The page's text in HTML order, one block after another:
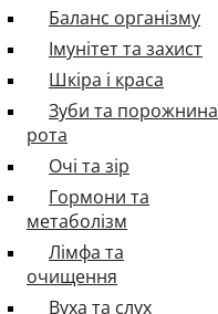
Баланс організму
Імунітет та захист
Шкіра і краса
Зуби та порожнина
рота
Очі та зір
Гормони та
метаболізм
Лімфа та
очищення
Вуха та слух